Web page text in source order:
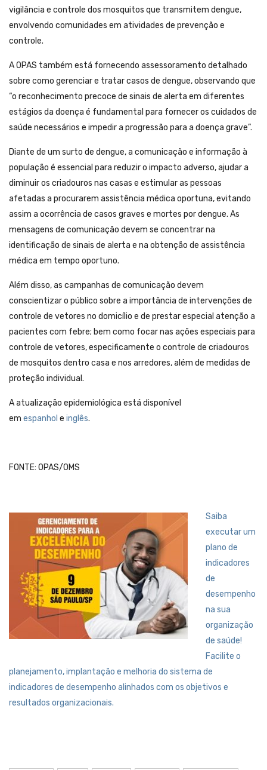
vigilância e controle dos mosquitos que transmitem dengue,
envolvendo comunidades em atividades de prevenção e
controle.
A OPAS também está fornecendo assessoramento detalhado
sobre como gerenciar e tratar casos de dengue, observando que
“o reconhecimento precoce de sinais de alerta em diferentes
estágios da doença é fundamental para fornecer os cuidados de
saúde necessários e impedir a progressão para a doença grave”.
Diante de um surto de dengue, a comunicação e informação à
população é essencial para reduzir o impacto adverso, ajudar a
diminuir os criadouros nas casas e estimular as pessoas
afetadas a procurarem assistência médica oportuna, evitando
assim a ocorrência de casos graves e mortes por dengue. As
mensagens de comunicação devem se concentrar na
identificação de sinais de alerta e na obtenção de assistência
médica em tempo oportuno.
Além disso, as campanhas de comunicação devem
conscientizar o público sobre a importância de intervenções de
controle de vetores no domicílio e de prestar especial atenção a
pacientes com febre; bem como focar nas ações especiais para
controle de vetores, especificamente o controle de criadouros
de mosquitos dentro casa e nos arredores, além de medidas de
proteção individual.
A atualização epidemiológica está disponível
em espanhol e inglês.
FONTE: OPAS/OMS
Saiba
executar um
plano de
indicadores
de
desempenho
na sua
organização
de saúde!
Facilite o
planejamento, implantação e melhoria do sistema de
indicadores de desempenho alinhados com os objetivos e
resultados organizacionais.